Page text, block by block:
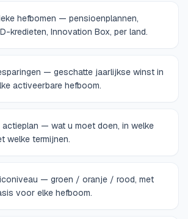
hefbomen — pensioenplannen,
kredieten, Innovation Box, per land.
— geschatte jaarlijkse winst in
activeerbare hefboom.
— wat u moet doen, in welke
welke termijnen.
— groen / oranje / rood, met
voor elke hefboom.